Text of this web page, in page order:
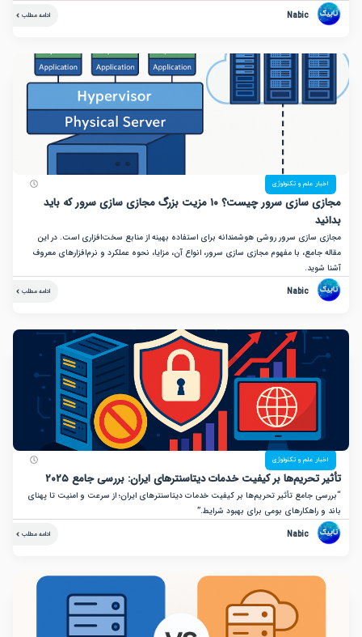
Nabic
علم و تکنولوژی
مجازی سازی سرور چیست؟ ۱۰ مزیت بزرگ مجازی سازی سرور که باید
سرور روشی هوشمندانه برای استفاده بهینه از منابع سخت‌افزاری است. در این
با مفهوم مجازی سازی سرور، انواع آن، مزایا، نحوه عملکرد و نرم‌افزارهای معروف
Nabic
علم و تکنولوژی
تحریم‌ها بر کیفیت خدمات دیتاسنترهای ایران: بررسی جامع ۲۰۲۵
جامع تأثیر تحریم‌ها بر کیفیت خدمات دیتاسنترهای ایران؛ از سرعت و امنیت تا پهنای
بومی برای بهبود شرایط.”
Nabic